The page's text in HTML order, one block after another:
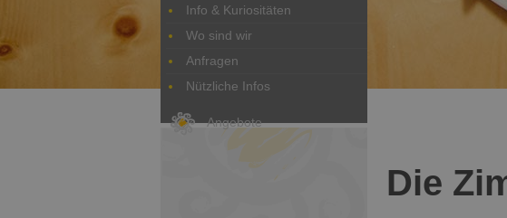
Info & Kuriositäten
Wo sind wir
Anfragen
Nützliche Infos
Angebote
Die